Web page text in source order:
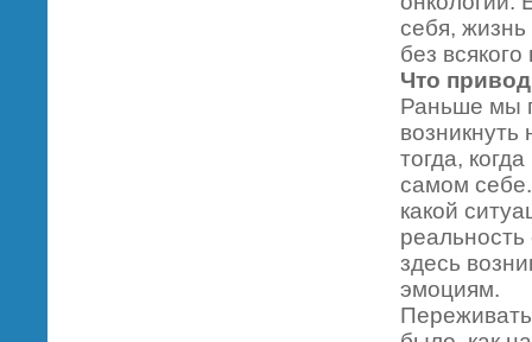
себя, жизнь
без
Что
Раньше мы
тогда,
самом
какой
здесь
эмоциям.